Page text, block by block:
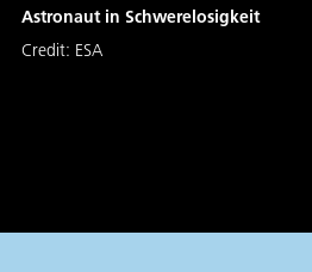
Astronaut in Schwerelosigkeit
Credit: ESA